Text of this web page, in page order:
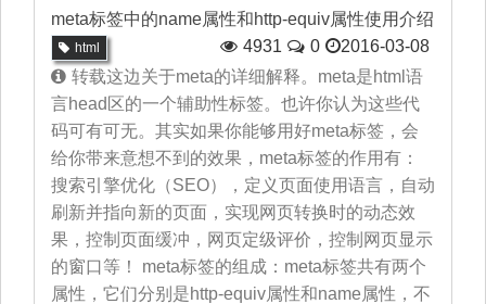
meta标签中的name属性和http-equiv属性使用介绍
2016-03-08
html 4931
0
转载这边关于meta的详细解释。meta是html语
言head区的一个辅助性标签。也许你认为这些代
码可有可无。其实如果你能够用好meta标签，会
给你带来意想不到的效果，meta标签的作用有：
搜索引擎优化（SEO），定义页面使用语言，自动
刷新并指向新的页面，实现网页转换时的动态效
果，控制页面缓冲，网页定级评价，控制网页显示
的窗口等！ meta标签的组成：meta标签共有两个
属性，它们分别是http-equiv属性和name属性，不